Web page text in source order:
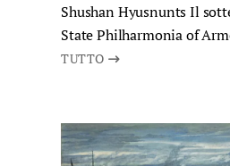
Shushan Hyusnunts Il
State Philharmonia of
TUTTO